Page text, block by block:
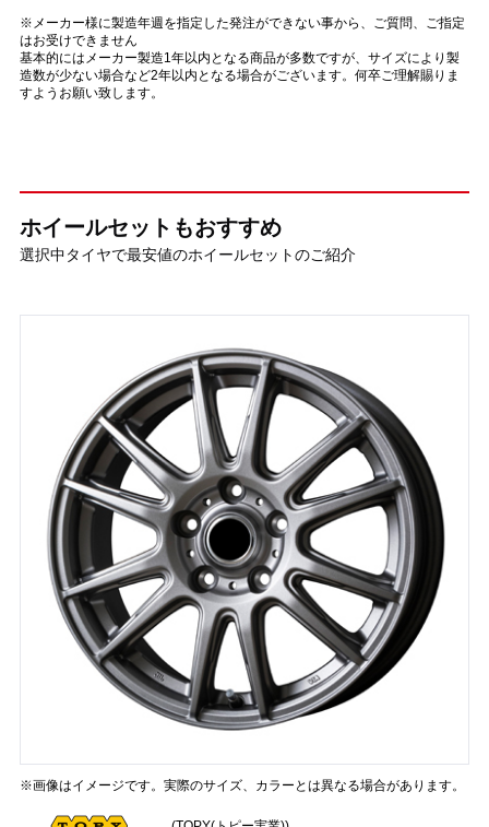
※メーカー様に製造年週を指定した発注ができない事から、ご質問、ご指定
はお受けできません
基本的にはメーカー製造1年以内となる商品が多数ですが、サイズにより製
造数が少ない場合など2年以内となる場合がございます。何卒ご理解賜りま
すようお願い致します。
ホイールセットもおすすめ
選択中タイヤで最安値のホイールセットのご紹介
※画像はイメージです。実際のサイズ、カラーとは異なる場合があります。